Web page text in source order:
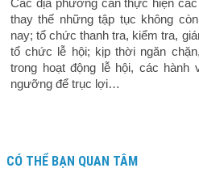
Các địa phương cần thực hiện
thay thế những tập tục không
nay; tổ chức thanh tra, kiểm tra,
tổ chức lễ hội; kịp thời ngăn
trong hoạt động lễ hội, các
ngưỡng để trục lợi…
CÓ THỂ BẠN QUAN TÂM